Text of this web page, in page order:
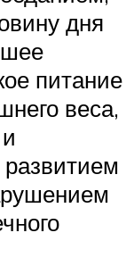
дня
питание
веса,